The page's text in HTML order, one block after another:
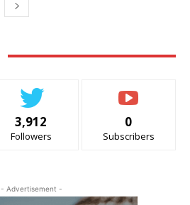
3,912
Followers
0
Subscribers
- Advertisement -